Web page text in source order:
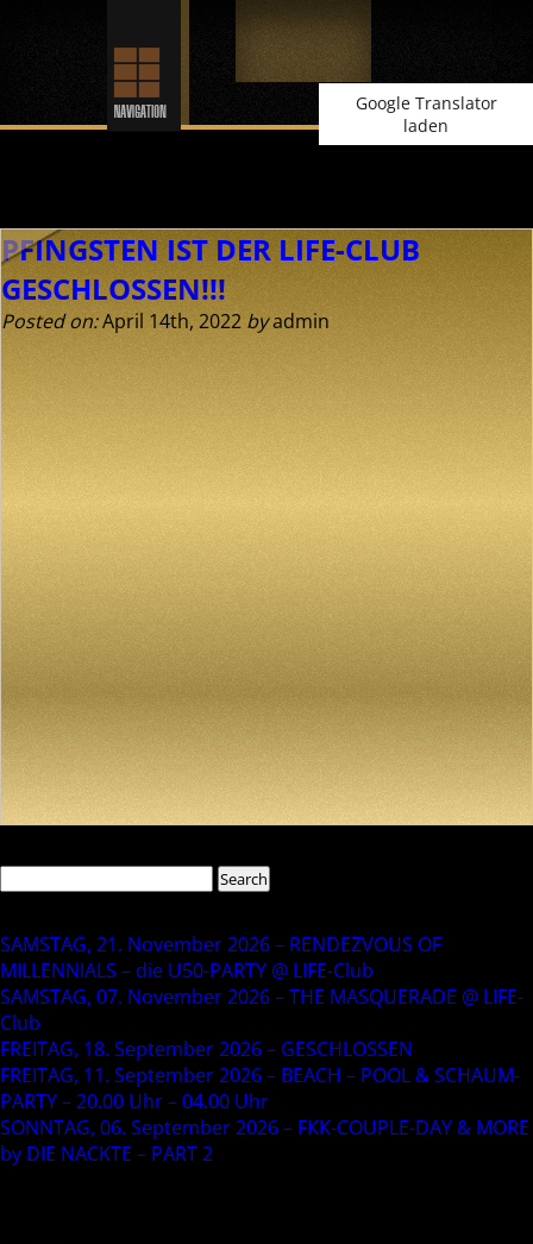
Google Translator
laden
PFINGSTEN IST DER LIFE-CLUB
GESCHLOSSEN!!!
Posted on:April 14th, 2022 byadmin
SAMSTAG, 21. November 2026 – RENDEZVOUS OF
MILLENNIALS – die U50-PARTY @ LIFE-Club
SAMSTAG, 07. November 2026 – THE MASQUERADE @ LIFE-
Club
FREITAG, 18. September 2026 – GESCHLOSSEN
FREITAG, 11. September 2026 – BEACH – POOL & SCHAUM-
PARTY – 20.00 Uhr – 04.00 Uhr
SONNTAG, 06. September 2026 – FKK-COUPLE-DAY & MORE
by DIE NACKTE – PART 2